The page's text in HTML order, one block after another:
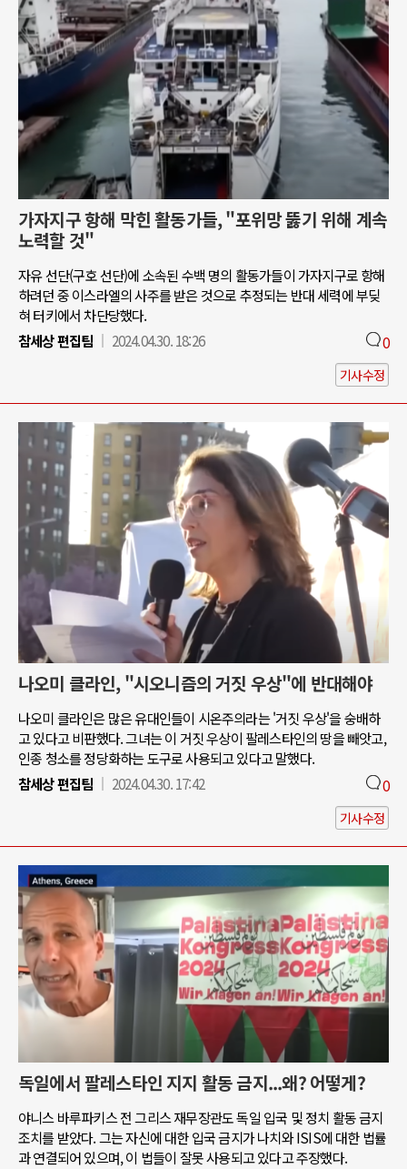
가자지구 항해 막힌 활동가들, "포위망 뚫기 위해 계속
노력할 것"
자유 선단(구호 선단)에 소속된 수백 명의 활동가들이 가자지구로 항해
하려던 중 이스라엘의 사주를 받은 것으로 추정되는 반대 세력에 부딪
혀 터키에서 차단당했다.
참세상 편집팀
2024.04.30. 18:26 0
기사수정
나오미 클라인, "시오니즘의 거짓 우상"에 반대해야
나오미 클라인은 많은 유대인들이 시온주의라는 '거짓 우상'을 숭배하
고 있다고 비판했다. 그녀는 이 거짓 우상이 팔레스타인의 땅을 빼앗고,
인종 청소를 정당화하는 도구로 사용되고 있다고 말했다.
참세상 편집팀
2024.04.30. 17:42 0
기사수정
독일에서 팔레스타인 지지 활동 금지...왜? 어떻게?
야니스 바루파키스 전 그리스 재무장관도 독일 입국 및 정치 활동 금지
조치를 받았다. 그는 자신에 대한 입국 금지가 나치와 ISIS에 대한 법률
과 연결되어 있으며, 이 법들이 잘못 사용되고 있다고 주장했다.